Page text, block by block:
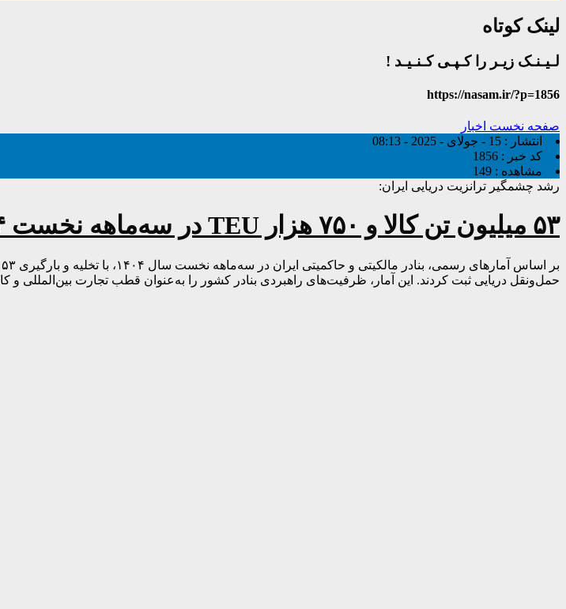
لینک کوتاه
لـیـنـک زیـر را کـپـی کـنـیـد !
https://nasam.ir/?p=1856
صفحه نخست اخبار
انتشار : 15 - جولای - 2025 - 08:13
کد خبر : 1856
مشاهده : 149
رشد چشمگیر ترانزیت دریایی ایران:
۵۳ میلیون تن کالا و ۷۵۰ هزار TEU در سه‌ماهه نخست ۱۴۰۴
حمل‌ونقل دریایی ثبت کردند. این آمار، ظرفیت‌های راهبردی بنادر کشور را به‌عنوان قطب تجارت بین‌المللی و